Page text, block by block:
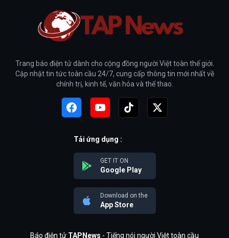
Trang báo điện tử dành cho cộng đồng người Việt toàn thế giới.
Cập nhật tin tức toàn cầu 24/7, cung cấp thông tin mới nhất về
chính trị, kinh tế, văn hóa và thể thao.
Tải ứng dụng :
GET IT ON
Google Play
Download on the
App Store
Báo điện tử TAPNews - Tiếng nói người Việt toàn cầu